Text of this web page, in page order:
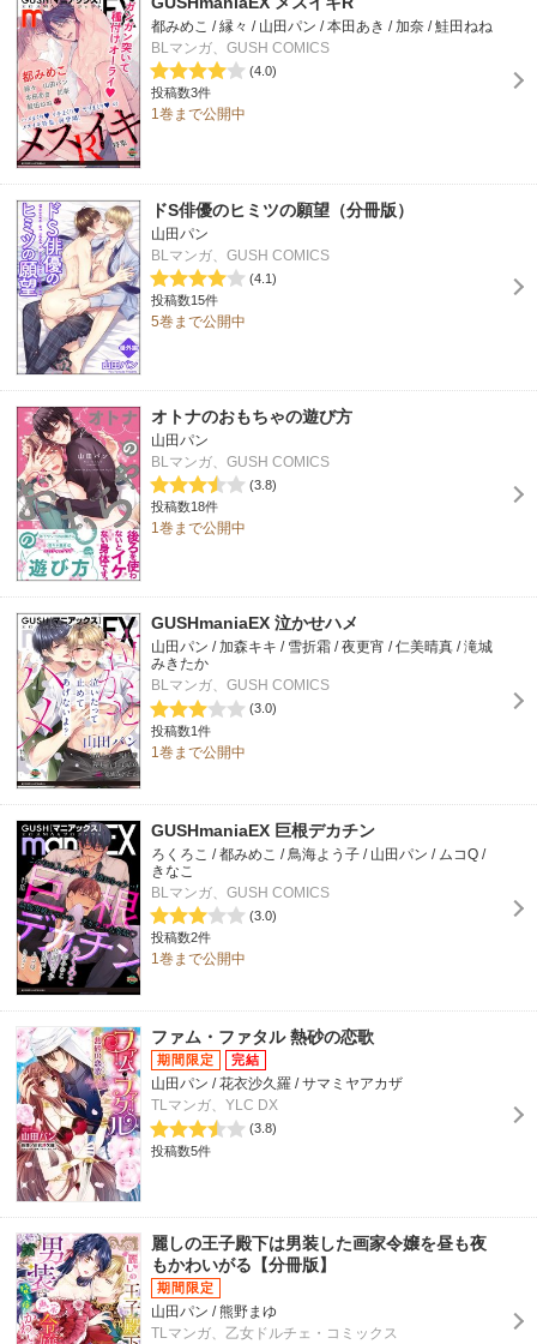
都みめこ / 縁々 / 山田パン / 本田あき / 加奈 / 鮭田ねね
BLマンガ、GUSH COMICS
(4.0)
投稿数3件
1巻まで公開中
ドS俳優のヒミツの願望（分冊版）
山田パン
BLマンガ、GUSH COMICS
(4.1)
投稿数15件
5巻まで公開中
オトナのおもちゃの遊び方
山田パン
BLマンガ、GUSH COMICS
(3.8)
投稿数18件
1巻まで公開中
GUSHmaniaEX 泣かせハメ
山田パン / 加森キキ / 雪折霜 / 夜更宵 / 仁美晴真 / 滝城
みきたか
BLマンガ、GUSH COMICS
(3.0)
投稿数1件
1巻まで公開中
GUSHmaniaEX 巨根デカチン
ろくろこ / 都みめこ / 鳥海よう子 / 山田パン / ムコQ /
きなこ
BLマンガ、GUSH COMICS
(3.0)
投稿数2件
1巻まで公開中
ファム・ファタル 熱砂の恋歌
山田パン / 花衣沙久羅 / サマミヤアカザ
TLマンガ、YLC DX
(3.8)
投稿数5件
麗しの王子殿下は男装した画家令嬢を昼も夜
もかわいがる【分冊版】
山田パン / 熊野まゆ
TLマンガ、乙女ドルチェ・コミックス